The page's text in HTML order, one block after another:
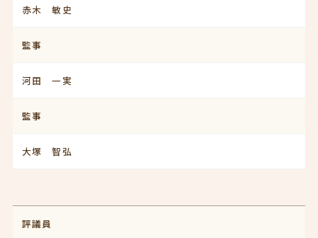
赤木 敏史
監事
河田 一実
監事
大塚 智弘
評議員